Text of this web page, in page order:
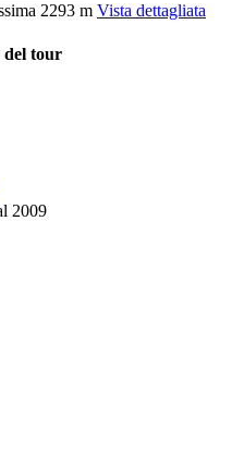
2293 m Vista dettagliata
del tour
2009